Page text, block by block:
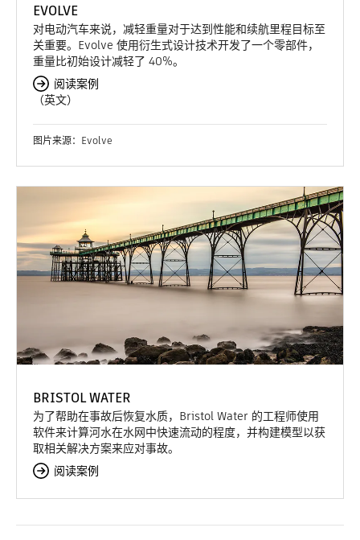
EVOLVE
对电动汽车来说，减轻重量对于达到性能和续航里程目标至
关重要。Evolve 使用衍生式设计技术开发了一个零部件，
重量比初始设计减轻了 40%。
阅读案例
（英文）
图片来源：Evolve
BRISTOL WATER
为了帮助在事故后恢复水质，Bristol Water 的工程师使用
软件来计算河水在水网中快速流动的程度，并构建模型以获
取相关解决方案来应对事故。
阅读案例